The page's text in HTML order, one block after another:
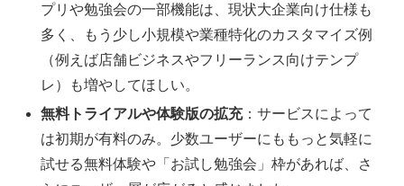
プリや勉強会の一部機能は、現状大企業向け仕様も
多く、もう少し小規模や業種特化のカスタマイズ例
（例えば店舗ビジネスやフリーランス向けテンプ
レ）も増やしてほしい。
無料トライアルや体験版の拡充：サービスによって
は初期が有料のみ。少数ユーザーにももっと気軽に
試せる無料体験や「お試し勉強会」枠があれば、さ